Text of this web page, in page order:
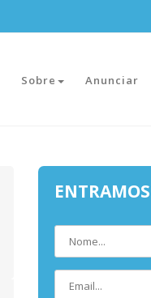
Sobre Anunciar